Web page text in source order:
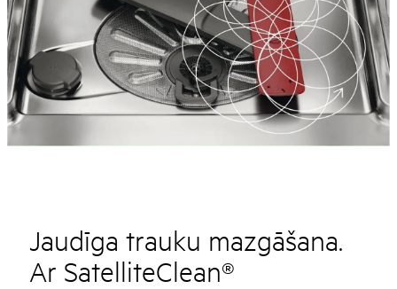
Jaudīga trauku mazgāšana.
Ar SatelliteClean®